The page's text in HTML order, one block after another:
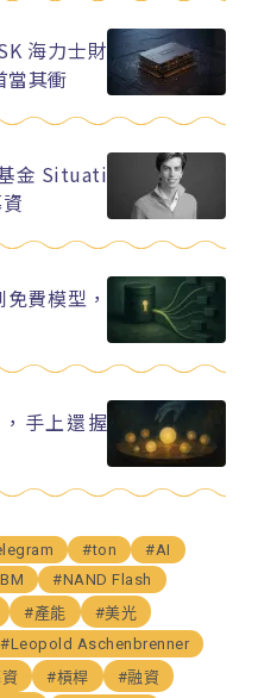
海力士財
當其衝
金 Situati
費模型，
手上還握
#ton
#AI
#NAND Flash
#產能
#美光
#Leopold Aschenbrenner
#槓桿
#融資